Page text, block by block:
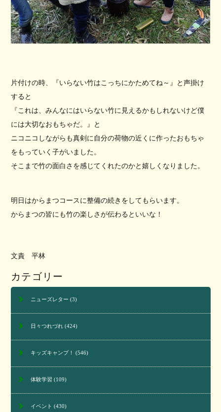
片付けの時、『いらない竹はこっちにかためてね～』と声掛け
すると
『これは、みんなにはいらない竹に見えるかもしれないけど僕
には大切なおもちゃだ。』と
ニコニコしながらも真剣に自分の荷物の近くに作ったおもちゃ
をもっていく子がいました。
そこまで竹の面白さを感じてくれたのかと嬉しくなりました。
明日はからまつコースに整備の続きをしてもらいます。
からまつの皆にも竹の楽しさが伝わるといいな！
文責 平林
カテゴリー
ニューズレター (3)
日々つれづれ(424)
キッズキャンプ！ (546)
体験学習 (109)
イベント (430)